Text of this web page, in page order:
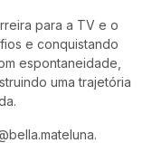
para a TV e o
e conquistando
espontaneidade,
uma trajetória